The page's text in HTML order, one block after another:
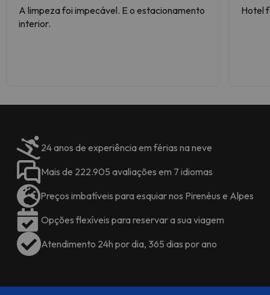
A limpeza foi impecável. E o estacionamento
interior.
Hotel
24 anos de experiência em férias na neve
Mais de 222.905 avaliações em 7 idiomas
Preços imbatíveis para esquiar nos Pirenéus e Alpes
Opções flexíveis para reservar a sua viagem
Atendimento 24h por dia, 365 dias por ano